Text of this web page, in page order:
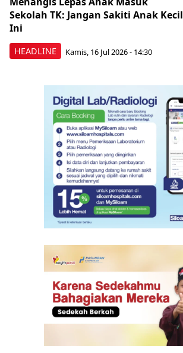
HEADLINE
Sekolah TK: Jangan Sakiti Anak Kecil
Ini
Kamis, 16 Jul 2026 - 14:30